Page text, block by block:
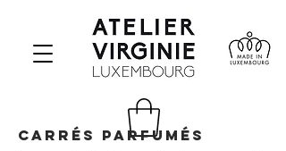
carrés PARFUMÉS